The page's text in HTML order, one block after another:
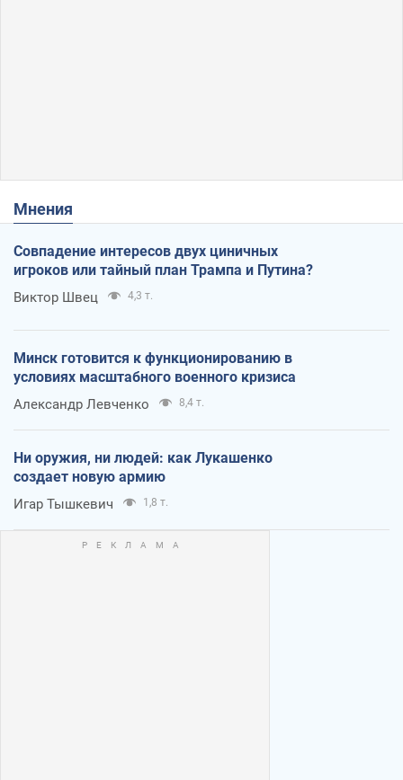
Мнения
Совпадение интересов двух циничных
игроков или тайный план Трампа и Путина?
Виктор Швец 4,3 т.
Минск готовится к функционированию в
условиях масштабного военного кризиса
Александр Левченко 8,4 т.
Ни оружия, ни людей: как Лукашенко
создает новую армию
Игар Тышкевич 1,8 т.